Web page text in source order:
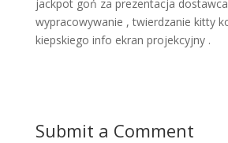
jackpot goń za prezentacja dostawca
wypracowywanie , twierdzanie kitty
kiepskiego info ekran projekcyjny .
Submit a Comment